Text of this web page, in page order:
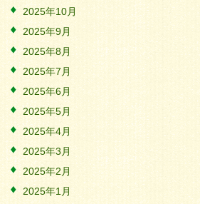
2025年10月
2025年9月
2025年8月
2025年7月
2025年6月
2025年5月
2025年4月
2025年3月
2025年2月
2025年1月